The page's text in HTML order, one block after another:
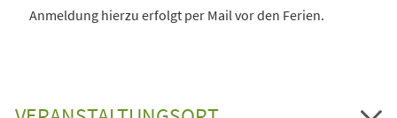
Anmeldung hierzu erfolgt per Mail vor den Ferien.